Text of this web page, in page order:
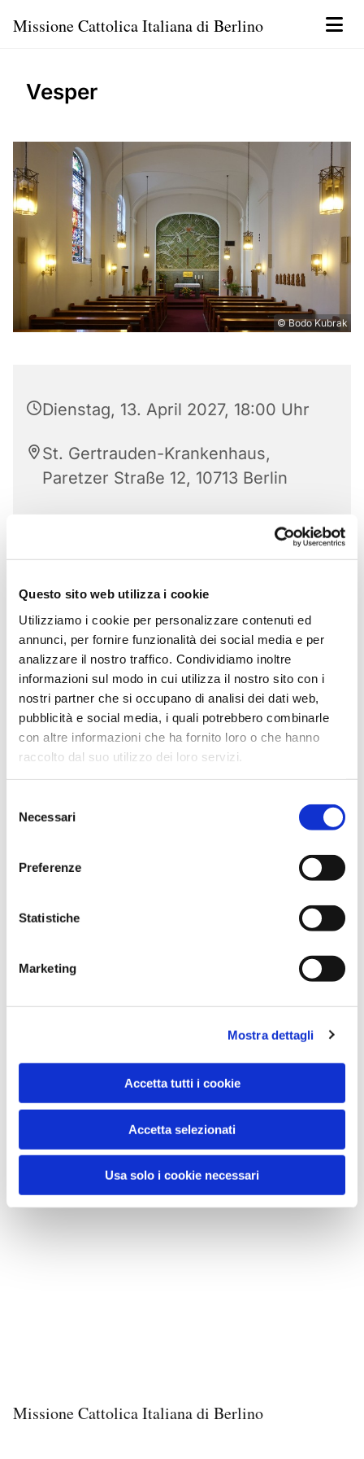
Questo sito web utilizza i cookie
Utilizziamo i cookie per personalizzare contenuti ed
annunci, per fornire funzionalità dei social media e per
analizzare il nostro traffico. Condividiamo inoltre
informazioni sul modo in cui utilizza il nostro sito con i
nostri partner che si occupano di analisi dei dati web,
pubblicità e social media, i quali potrebbero combinarle
con altre informazioni che ha fornito loro o che hanno
raccolto dal suo utilizzo dei loro servizi.
delNecessari
Preferenze
Statistiche
Marketing
Mostra dettagli
Accetta tutti i cookie
Accetta selezionati
Usa solo i cookie necessari
Missione Cattolica Italiana di Berlino
Vesper
© Bodo Kubrak
Dienstag, 13. April 2027, 18:00 Uhr
St. Gertrauden-Krankenhaus,
Paretzer Straße 12, 10713 Berlin
Missione Cattolica Italiana di Berlino